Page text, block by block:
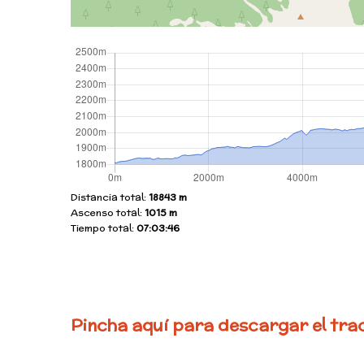
Distancia total:18843 m
Ascenso total:1015 m
Tiempo total:07:03:46
Pincha aquí para descargar el